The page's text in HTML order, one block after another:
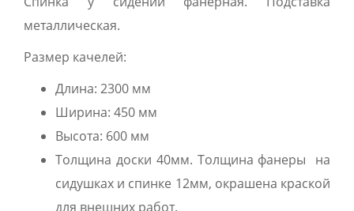
металлическая.
Размер качелей:
Длина: 2300 мм
Ширина: 450 мм
Высота: 600 мм
Толщина доски 40мм. Толщина фанеры на
сидушках и спинке 12мм, окрашена краской
для внешних работ.